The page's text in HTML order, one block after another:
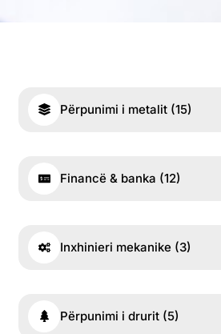
Përpunimi i metalit (15)
Financë & banka (12)
Inxhinieri mekanike (3)
Përpunimi i drurit (5)